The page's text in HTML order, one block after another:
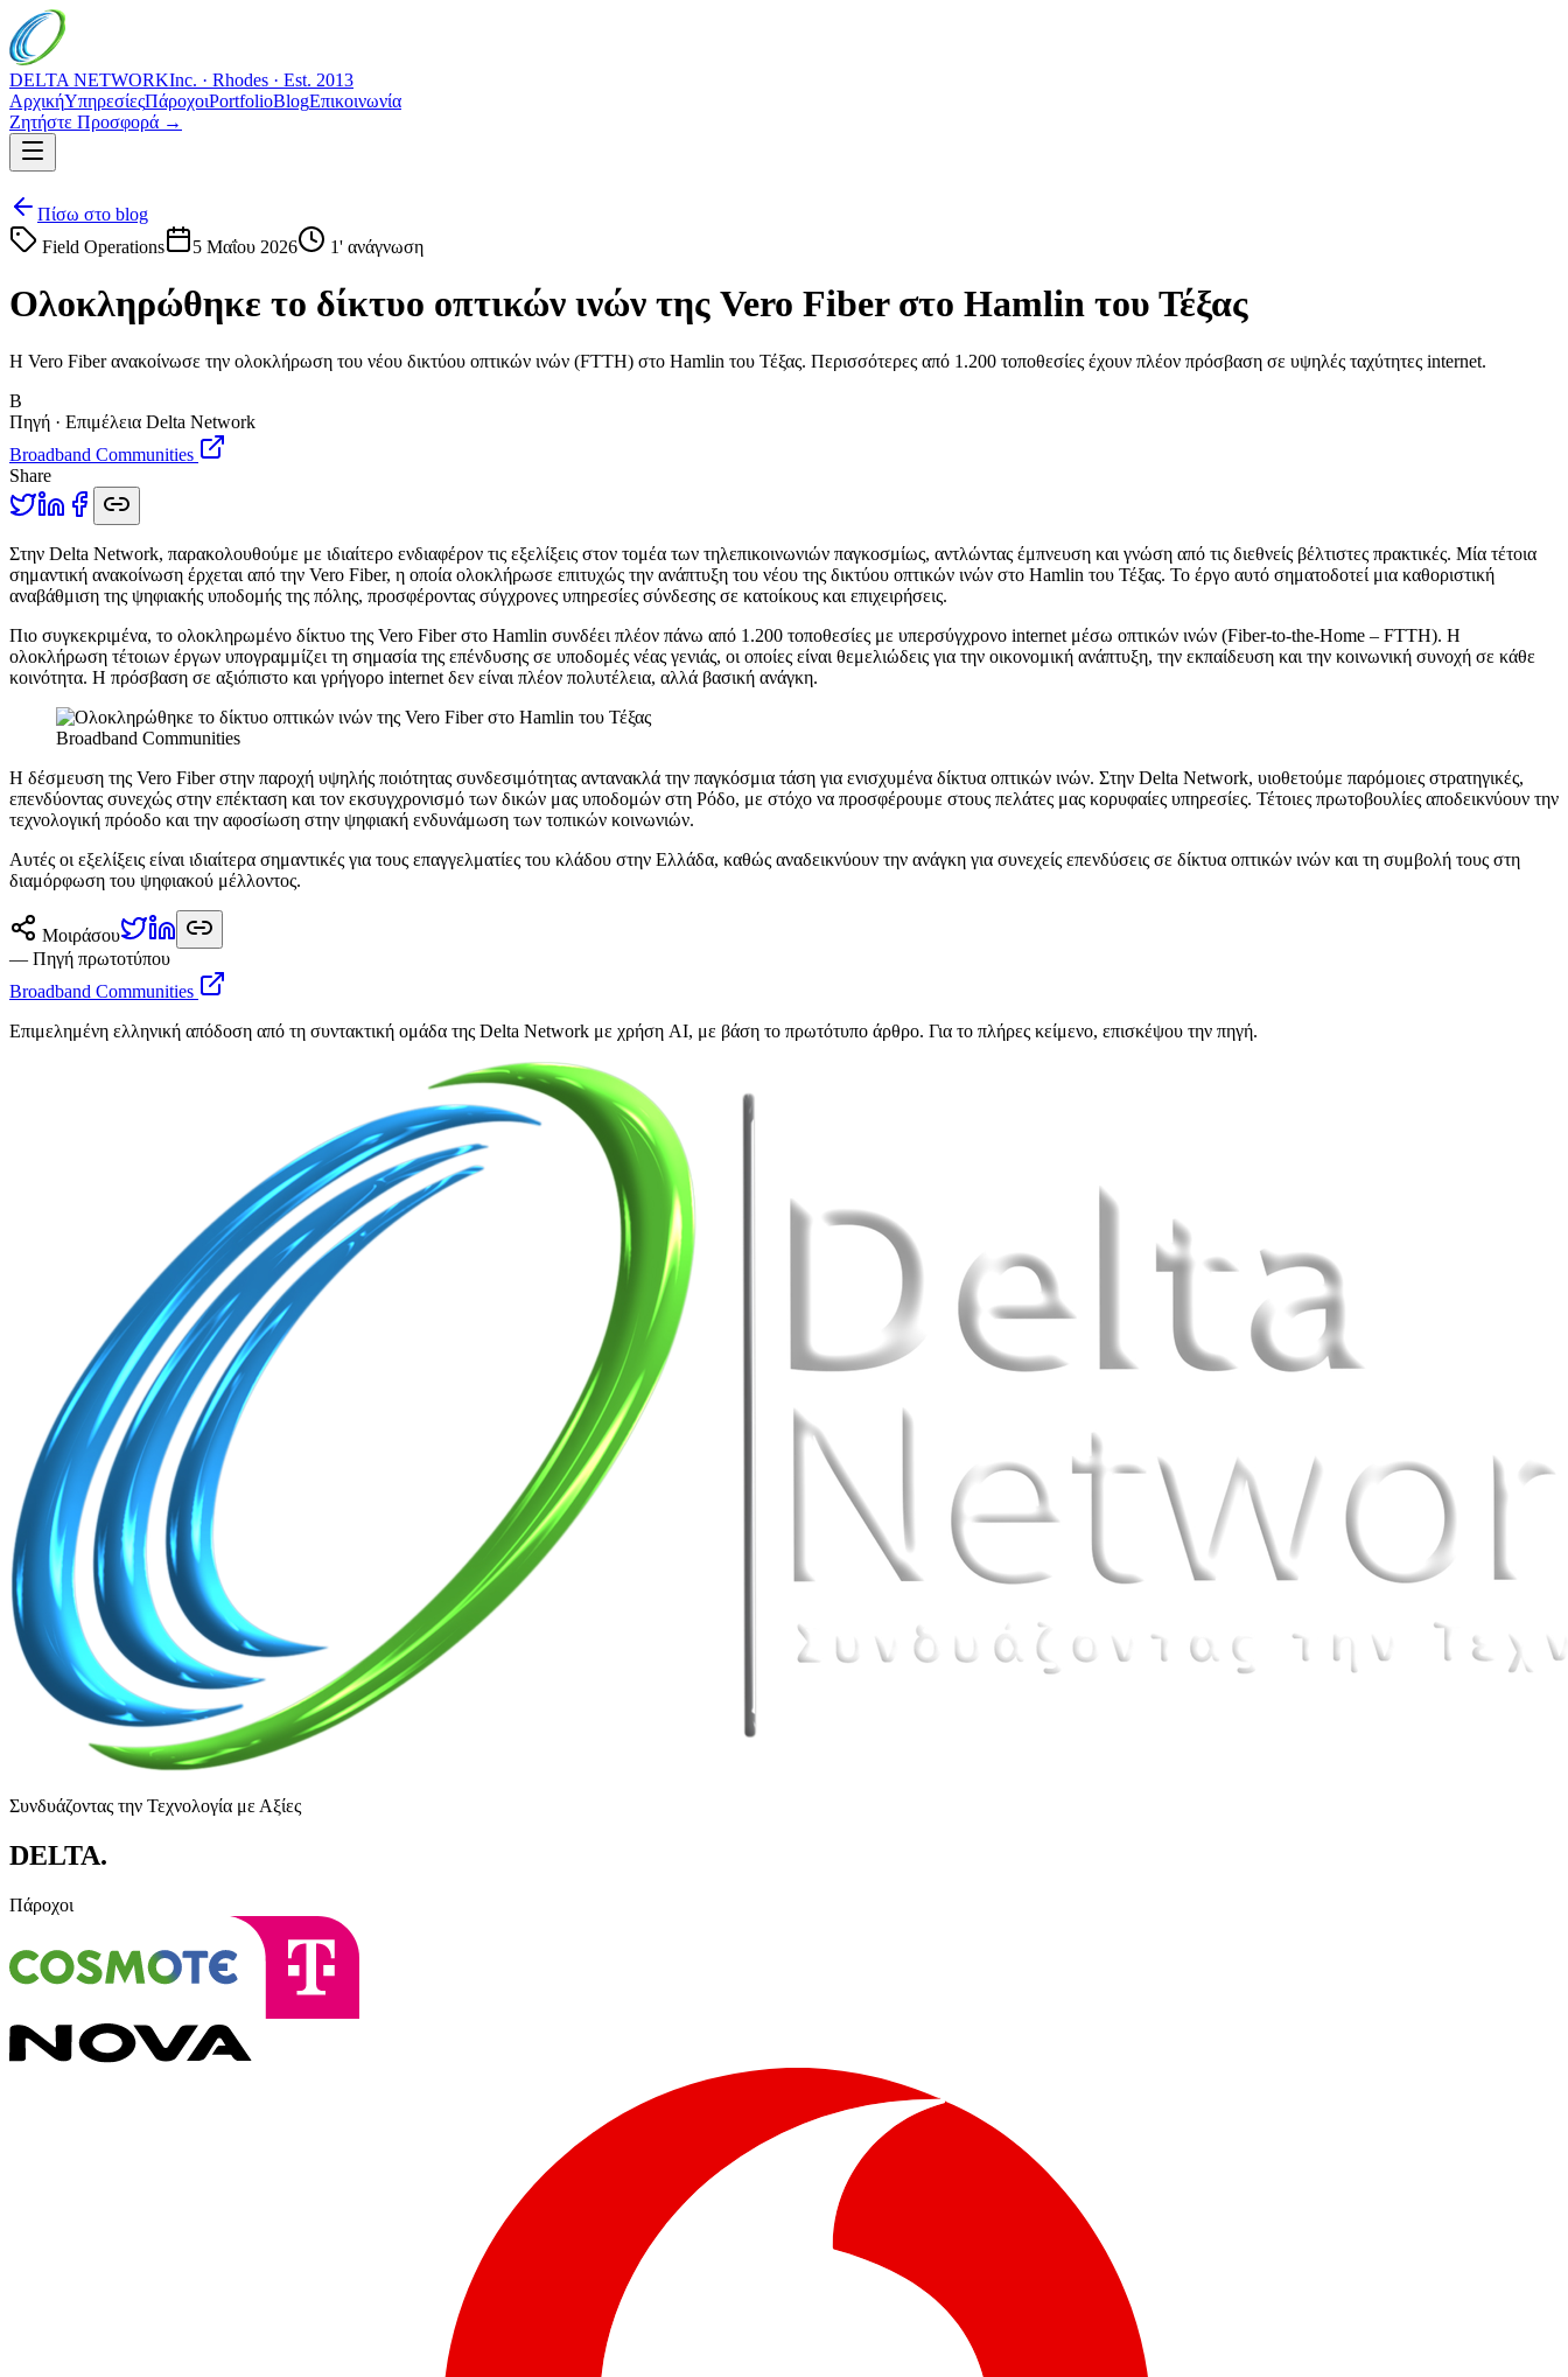
DELTA NETWORKInc. · Rhodes · Est. 2013
ΑρχικήΥπηρεσίεςΠάροχοιPortfolioBlogΕπικοινωνία
Ζητήστε Προσφορά →
Πίσω στο blog
Field Operations
5 Μαΐου 2026 1' ανάγνωση
Ολοκληρώθηκε το δίκτυο οπτικών ινών της Vero Fiber στο Hamlin του Τέξας
Η Vero Fiber ανακοίνωσε την ολοκλήρωση του νέου δικτύου οπτικών ινών (FTTH) στο Hamlin του Τέξας. Περισσότερες από 1.200 τοποθεσίες έχουν πλέον πρόσβαση σε υψηλές ταχύτητες internet.
B
Πηγή · Επιμέλεια Delta Network
Broadband Communities
Share
Στην Delta Network, παρακολουθούμε με ιδιαίτερο ενδιαφέρον τις εξελίξεις στον τομέα των τηλεπικοινωνιών παγκοσμίως, αντλώντας έμπνευση και γνώση από τις διεθνείς βέλτιστες πρακτικές. Μία τέτοια
σημαντική ανακοίνωση έρχεται από την Vero Fiber, η οποία ολοκλήρωσε επιτυχώς την ανάπτυξη του νέου της δικτύου οπτικών ινών στο Hamlin του Τέξας. Το έργο αυτό σηματοδοτεί μια καθοριστική
αναβάθμιση της ψηφιακής υποδομής της πόλης, προσφέροντας σύγχρονες υπηρεσίες σύνδεσης σε κατοίκους και επιχειρήσεις.
Πιο συγκεκριμένα, το ολοκληρωμένο δίκτυο της Vero Fiber στο Hamlin συνδέει πλέον πάνω από 1.200 τοποθεσίες με υπερσύγχρονο internet μέσω οπτικών ινών (Fiber-to-the-Home – FTTH). Η
ολοκλήρωση τέτοιων έργων υπογραμμίζει τη σημασία της επένδυσης σε υποδομές νέας γενιάς, οι οποίες είναι θεμελιώδεις για την οικονομική ανάπτυξη, την εκπαίδευση και την κοινωνική συνοχή σε κάθε
κοινότητα. Η πρόσβαση σε αξιόπιστο και γρήγορο internet δεν είναι πλέον πολυτέλεια, αλλά βασική ανάγκη.
Broadband Communities
Η δέσμευση της Vero Fiber στην παροχή υψηλής ποιότητας συνδεσιμότητας αντανακλά την παγκόσμια τάση για ενισχυμένα δίκτυα οπτικών ινών. Στην Delta Network, υιοθετούμε παρόμοιες στρατηγικές,
επενδύοντας συνεχώς στην επέκταση και τον εκσυγχρονισμό των δικών μας υποδομών στη Ρόδο, με στόχο να προσφέρουμε στους πελάτες μας κορυφαίες υπηρεσίες. Τέτοιες πρωτοβουλίες αποδεικνύουν την
τεχνολογική πρόοδο και την αφοσίωση στην ψηφιακή ενδυνάμωση των τοπικών κοινωνιών.
Αυτές οι εξελίξεις είναι ιδιαίτερα σημαντικές για τους επαγγελματίες του κλάδου στην Ελλάδα, καθώς αναδεικνύουν την ανάγκη για συνεχείς επενδύσεις σε δίκτυα οπτικών ινών και τη συμβολή τους στη
διαμόρφωση του ψηφιακού μέλλοντος.
Μοιράσου
— Πηγή πρωτοτύπου
Broadband Communities
Επιμελημένη ελληνική απόδοση από τη συντακτική ομάδα της Delta Network με χρήση AI, με βάση το πρωτότυπο άρθρο. Για το πλήρες κείμενο, επισκέψου την πηγή.
Συνδυάζοντας την Τεχνολογία με Αξίες
DELTA.
Πάροχοι